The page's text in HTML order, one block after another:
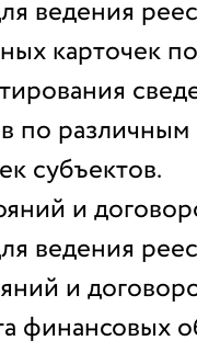
ведения
карточек
по
субъектов.
и
ведения
и
финансовых